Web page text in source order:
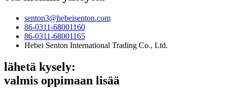
senton3@hebeisenton.com
86-0311-68001160
86-0311-68001165
Hebei Senton International Trading Co., Ltd.
lähetä kysely:
valmis oppimaan lisää